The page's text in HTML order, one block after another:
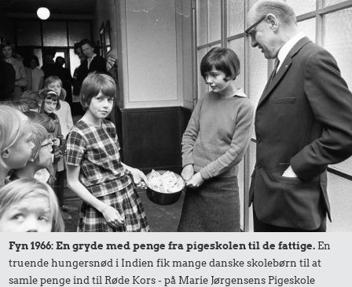
2,45 kr.
Is
100 g
flæskesvær
2,86 kr.
1/2 kg hakket
oksekød
0,08 kr.
Tyggegummi
1,02 kr.
2 kg mel
Fyn 1966: En gryde med penge fra pigeskolen til de fattige. En
truende hungersnød i Indien fik mange danske skolebørn til at
samle penge ind til Røde Kors - på Marie Jørgensens Pigeskole